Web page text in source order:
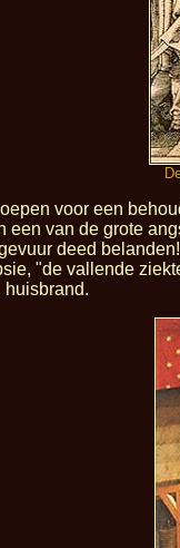
voor een
een van de grote
deed
"de vallende
huisbrand.